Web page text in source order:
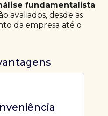
fundamentalista
avaliados, desde as
da empresa até o